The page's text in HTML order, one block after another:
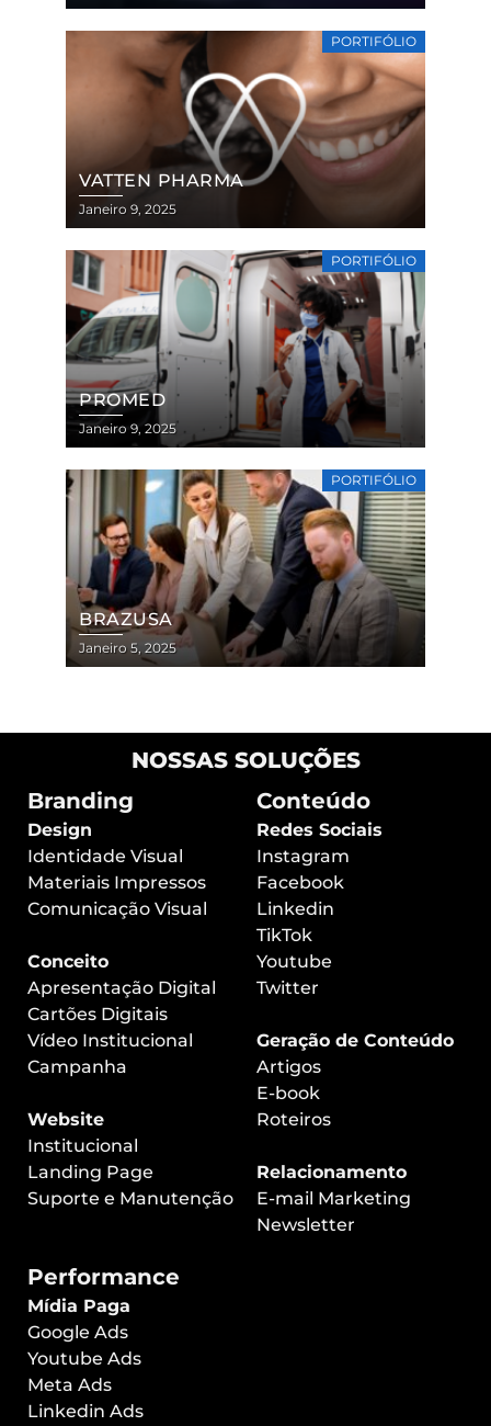
PORTIFÓLIO
VATTEN PHARMA
Janeiro 9, 2025
PORTIFÓLIO
PROMED
Janeiro 9, 2025
PORTIFÓLIO
BRAZUSA
Janeiro 5, 2025
NOSSAS SOLUÇÕES
Branding
Design
Identidade Visual
Materiais Impressos
Comunicação Visual
Conceito
Apresentação Digital
Cartões Digitais
Vídeo Institucional
Campanha
Website
Institucional
Landing Page
Suporte e Manutenção
Conteúdo
Redes Sociais
Instagram
Facebook
Linkedin
TikTok
Youtube
Twitter
Geração de Conteúdo
Artigos
E-book
Roteiros
Relacionamento
E-mail Marketing
Newsletter
Performance
Mídia Paga
Google Ads
Youtube Ads
Meta Ads
Linkedin Ads